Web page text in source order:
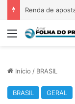
Menu
Início / BRASIL
BRASIL GERAL